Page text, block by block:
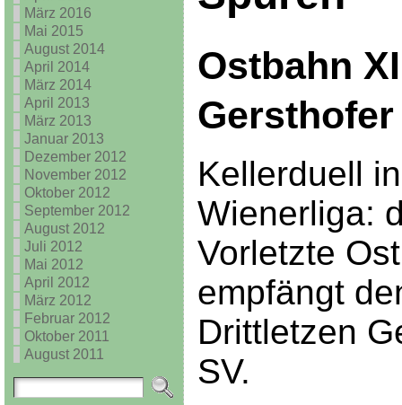
März 2016
Mai 2015
August 2014
April 2014
März 2014
April 2013
März 2013
Januar 2013
Dezember 2012
November 2012
Oktober 2012
September 2012
August 2012
Juli 2012
Mai 2012
April 2012
März 2012
Februar 2012
Oktober 2011
August 2011
Ostbahn
Gersthofer
Kellerduell
Wienerliga:
Vorletzte
empfängt
Drittletzen
SV.